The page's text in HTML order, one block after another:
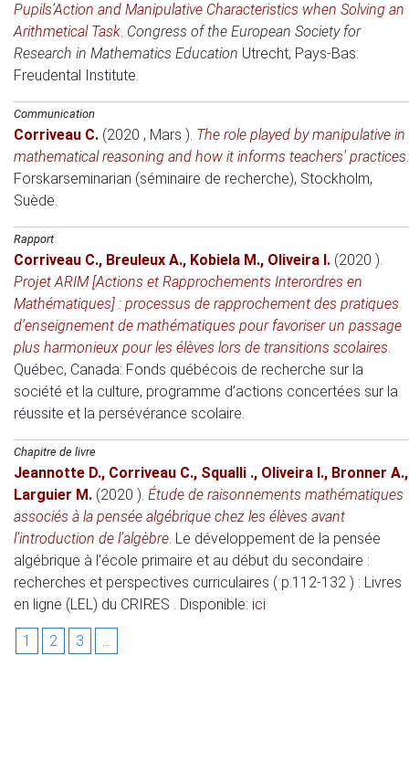
Pupils’Action and Manipulative Characteristics when Solving an
Arithmetical Task. Congress of the European Society for
Research in Mathematics Education Utrecht, Pays-Bas:
Freudental Institute.
Communication
Corriveau C. (2020 , Mars ). The role played by manipulative in
mathematical reasoning and how it informs teachers' practices.
Forskarseminarian (séminaire de recherche), Stockholm,
Suède.
Rapport
Corriveau C., Breuleux A., Kobiela M., Oliveira I. (2020 ).
Projet ARIM [Actions et Rapprochements Interordres en
Mathématiques] : processus de rapprochement des pratiques
d'enseignement de mathématiques pour favoriser un passage
plus harmonieux pour les élèves lors de transitions scolaires.
Québec, Canada: Fonds québécois de recherche sur la
société et la culture, programme d’actions concertées sur la
réussite et la persévérance scolaire.
Chapitre de livre
Jeannotte D., Corriveau C., Squalli ., Oliveira I., Bronner A.,
Larguier M. (2020 ). Étude de raisonnements mathématiques
associés à la pensée algébrique chez les élèves avant
l’introduction de l’algèbre. Le développement de la pensée
algébrique à l'école primaire et au début du secondaire :
recherches et perspectives curriculaires ( p.112-132 ) : Livres
en ligne (LEL) du CRIRES . Disponible: ici
1 2 3 ...